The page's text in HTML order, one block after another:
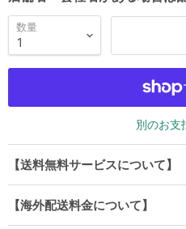
数量
別のお支
【送料無料サービスについて】
【海外配送料金について】